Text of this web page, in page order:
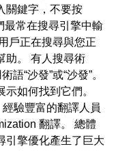
關鍵字，不要按
最常在搜尋引擎中輸
戶正在搜尋與您正
助。 有人搜尋術
“沙發”或“沙發”。
如何找到它們。
驗豐富的翻譯人員
翻譯。 總體
引擎優化產生了巨大